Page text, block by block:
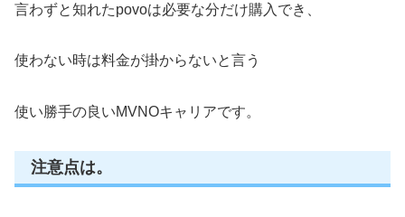
言わずと知れたpovoは必要な分だけ購入でき、
使わない時は料金が掛からないと言う
使い勝手の良いMVNOキャリアです。
注意点は。